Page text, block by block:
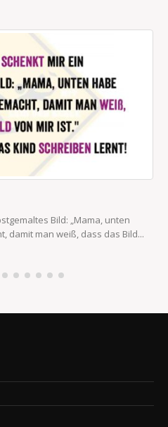
Bild: „Mama, unten
damit man weiß, dass das Bild...